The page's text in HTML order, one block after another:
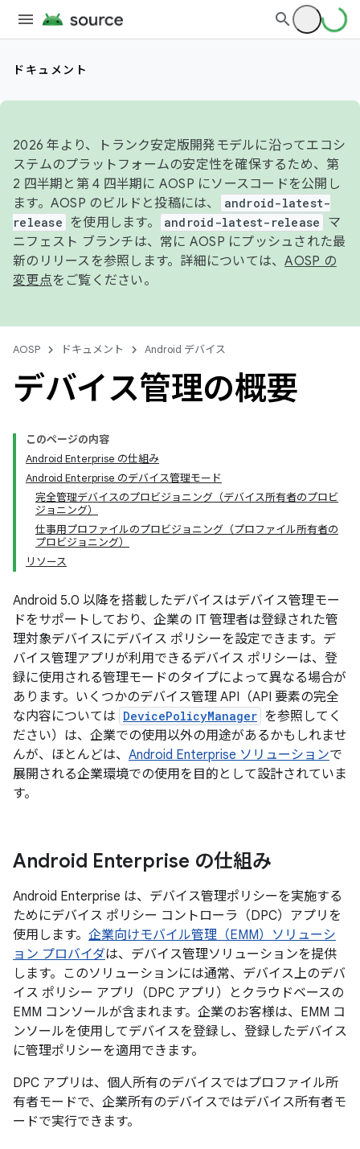
ドキュメント
2026 年より、トランク安定版開発モデルに沿ってエコシ
ステムのプラットフォームの安定性を確保するため、第
2 四半期と第 4 四半期に AOSP にソースコードを公開し
ます。AOSP のビルドと投稿には、
android-latest-
release
を使用します。 android-latest-release
マ
ニフェスト ブランチは、常に AOSP にプッシュされた最
新のリリースを参照します。詳細については、AOSP の
変更点をご覧ください。
AOSP ドキュメント Android デバイス
デバイス管理の概要
このページの内容
Android Enterprise の仕組み
Android Enterprise のデバイス管理モード
完全管理デバイスのプロビジョニング（デバイス所有者のプロビ
ジョニング）
仕事用プロファイルのプロビジョニング（プロファイル所有者の
プロビジョニング）
リソース
Android 5.0 以降を搭載したデバイスはデバイス管理モー
ドをサポートしており、企業の IT 管理者は登録された管
理対象デバイスにデバイス ポリシーを設定できます。デ
バイス管理アプリが利用できるデバイス ポリシーは、登
録に使用される管理モードのタイプによって異なる場合が
あります。いくつかのデバイス管理 API（API 要素の完全
な内容については DevicePolicyManager を参照してく
ださい）は、企業での使用以外の用途があるかもしれませ
んが、ほとんどは、 Android Enterprise ソリューションで
展開される企業環境での使用を目的として設計されていま
す。
Android Enterprise の仕組み
Android Enterprise は、デバイス管理ポリシーを実施する
ためにデバイス ポリシー コントローラ（DPC）アプリを
使用します。 企業向けモバイル管理（EMM）ソリューシ
ョン プロバイダは、デバイス管理ソリューションを提供
します。このソリューションには通常、デバイス上のデバ
イス ポリシー アプリ（DPC アプリ）とクラウドベースの
EMM コンソールが含まれます。企業のお客様は、EMM コ
ンソールを使用してデバイスを登録し、登録したデバイス
に管理ポリシーを適用できます。
DPC アプリは、個人所有のデバイスではプロファイル所
有者モードで、企業所有のデバイスではデバイス所有者モ
ードで実行できます。